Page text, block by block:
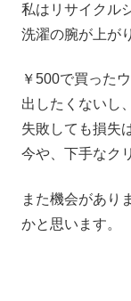
私はリサイクル
洗濯の腕が上が
￥500で買った
出したくないし、
失敗しても損失
今や、下手なク
また機会があり
かと思います。